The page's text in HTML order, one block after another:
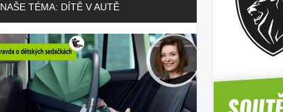
NAŠE TÉMA: DÍTĚ V AUTĚ